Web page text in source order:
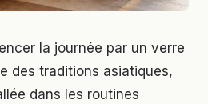
la journée par un verre
des traditions asiatiques,
dans les routines